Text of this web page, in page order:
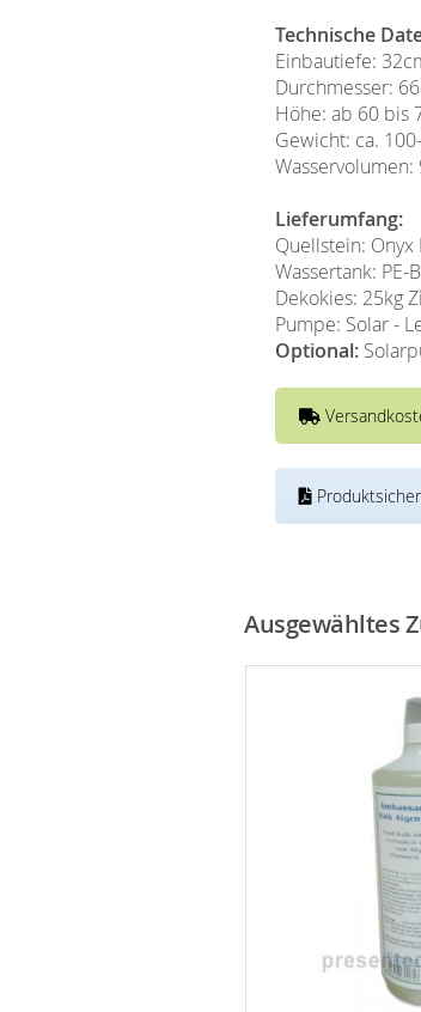
Technische
Einbautiefe:
Durchmesser:
Höhe: ab 60 bis
Gewicht: ca.
Wasservolumen:
Lieferumfang:
Quellstein:
Wassertank:
Dekokies: 25kg
Pumpe: Solar -
Optional:
Ausgewähltes